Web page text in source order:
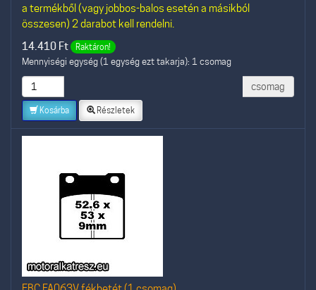
a termékből (vagy jobbos-balos esetén a másikból
összesen) 2 darabot kell rendelni.
14.410 Ft Raktáron!
Mennyiségi egység (1 egység ezt takarja): 1 csomag
csomag
Kosárba Részletek